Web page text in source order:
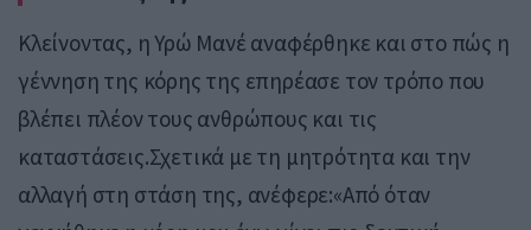
Κλείνοντας, η Υρώ Μανέ αναφέρθηκε και στο πώς η
γέννηση της κόρης της επηρέασε τον τρόπο που
βλέπει πλέον τους ανθρώπους και τις
καταστάσεις.Σχετικά με τη μητρότητα και την
αλλαγή στη στάση της, ανέφερε:«Από όταν